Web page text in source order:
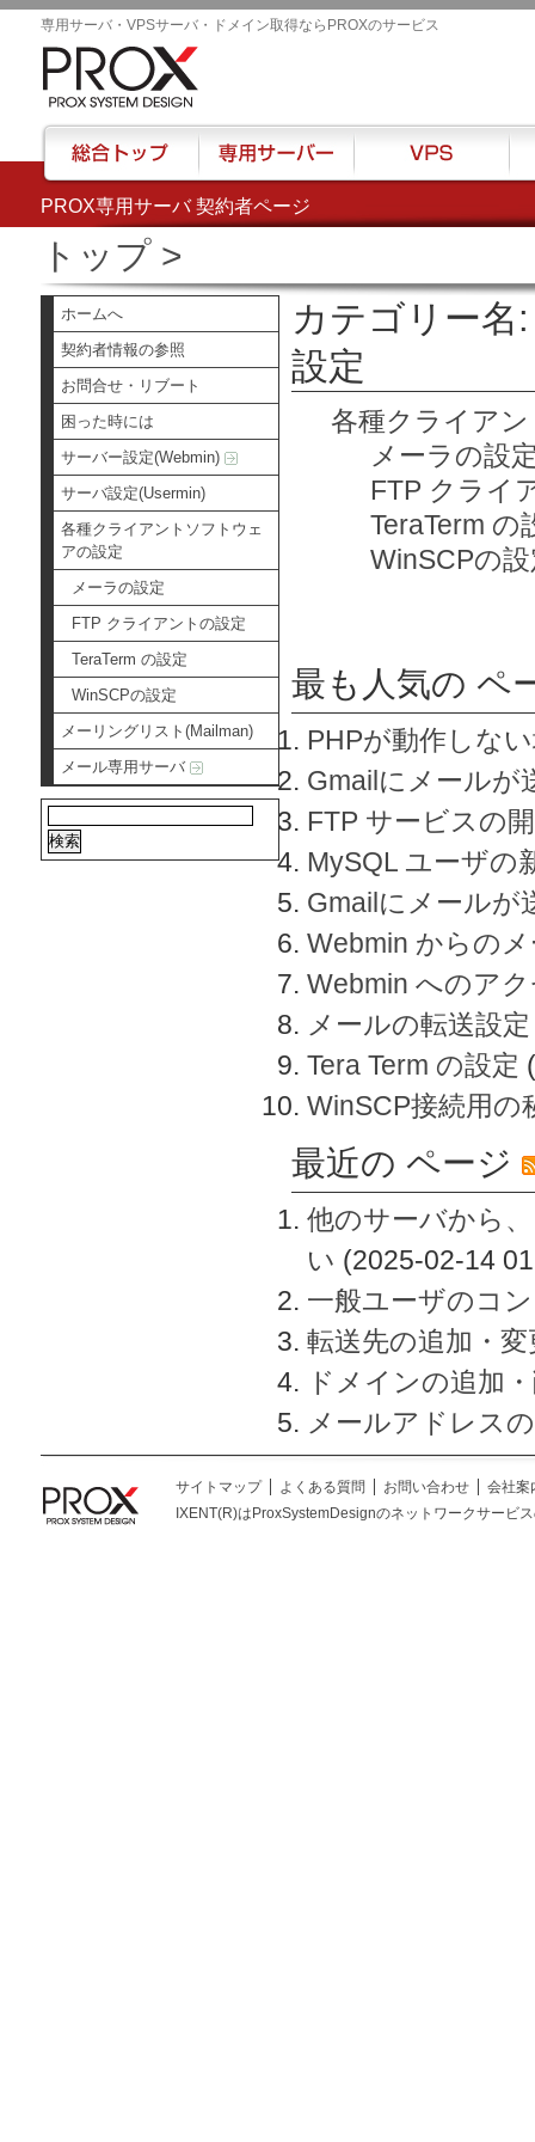
PROX専用サーバ 契約者ページ
専用サーバ・VPSサーバ・ドメイン取得ならPROXのサービス
トップ>
ホームへ
契約者情報の参照
お問合せ・リブート
困った時には
サーバー設定(Webmin)
サーバ設定(Usermin)
各種クライアントソフトウェ
アの設定
メーラの設定
FTP クライアントの設定
TeraTerm の設定
WinSCPの設定
メーリングリスト(Mailman)
メール専用サーバ
カテゴリー
設定
各種クライア
メーラの設
FTP クライ
TeraTerm の
WinSCPの
最も人気の ペ
PHPが動作しな
Gmailにメールが
FTP サービスの
MySQL ユーザの
Gmailにメールが
Webmin からの
Webmin へのア
メールの転送設定
Tera Term の設定
WinSCP接続用の
最近の ページ
他のサーバから
い (2025-02-14
一般ユーザのコ
転送先の追加・
ドメインの追加
メールアドレス
総合トップ 専用サーバー VPS ハ
サイトマップ よくある質問 お問い合わせ
会社案
IXENT(R)はProxSystemDesignのネットワークサービ